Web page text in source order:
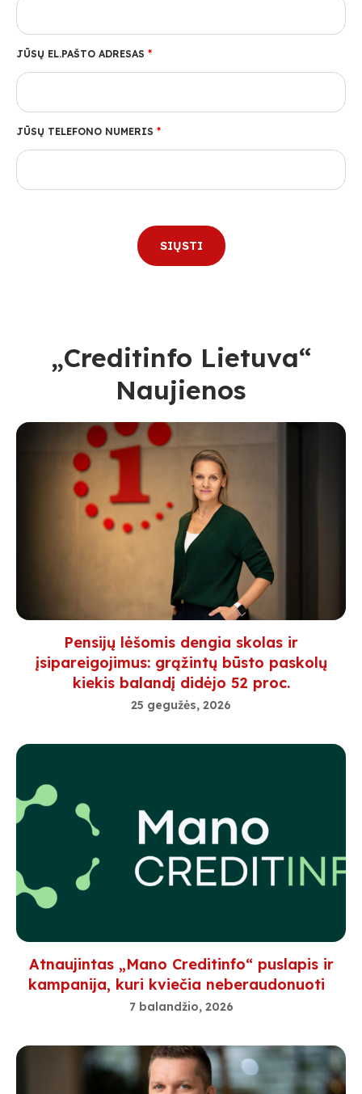
JŪSŲ EL.PAŠTO ADRESAS *
JŪSŲ TELEFONO NUMERIS *
„Creditinfo Lietuva“
Naujienos
Pensijų lėšomis dengia skolas ir
įsipareigojimus: grąžintų būsto paskolų
kiekis balandį didėjo 52 proc.
25 gegužės, 2026
Atnaujintas „Mano Creditinfo“ puslapis ir
kampanija, kuri kviečia neberaudonuoti
7 balandžio, 2026